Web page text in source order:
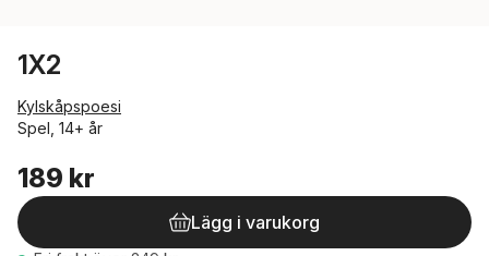
1X2
Kylskåpspoesi
Spel, 14+ år
189 kr
Lägg i varukorg